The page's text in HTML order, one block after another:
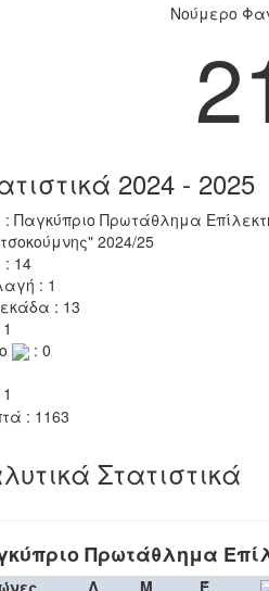
Νούμερο
2024 - 2025
: Παγκύπριο Πρωτάθλημα
2024/25
: 14
: 1
: 13
: 0
: 1163
Στατιστικά
Πρωτάθλημα
Λ Μ
Έ